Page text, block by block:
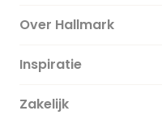
Over Hallmark
Over ons
Duurzaamheid
Inspiratie
Magazine
Zakelijk